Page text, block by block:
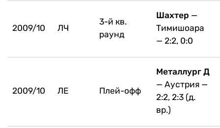
2009/10 ЛЧ
3-й кв.
раунд
Шахтер —
Тимишоара
— 2:2, 0:0
2009/10 ЛЕ Плей-офф
Металлург Д
— Аустрия —
2:2, 2:3 (д.
вр.)